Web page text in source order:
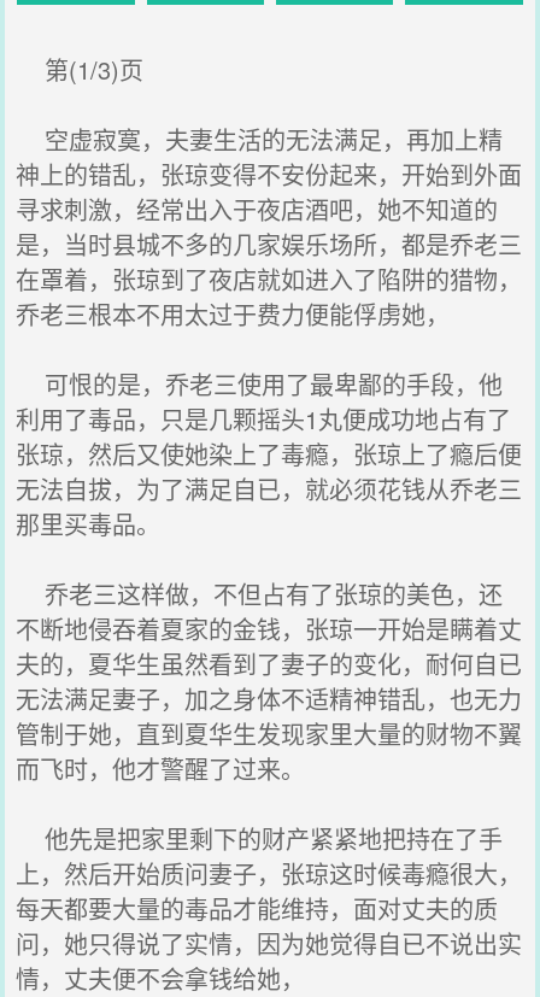
第(1/3)页
空虚寂寞，夫妻生活的无法满足，再加上精
神上的错乱，张琼变得不安份起来，开始到外面
寻求刺激，经常出入于夜店酒吧，她不知道的
是，当时县城不多的几家娱乐场所，都是乔老三
在罩着，张琼到了夜店就如进入了陷阱的猎物，
乔老三根本不用太过于费力便能俘虏她，
可恨的是，乔老三使用了最卑鄙的手段，他
利用了毒品，只是几颗摇头1丸便成功地占有了
张琼，然后又使她染上了毒瘾，张琼上了瘾后便
无法自拔，为了满足自已，就必须花钱从乔老三
那里买毒品。
乔老三这样做，不但占有了张琼的美色，还
不断地侵吞着夏家的金钱，张琼一开始是瞒着丈
夫的，夏华生虽然看到了妻子的变化，耐何自已
无法满足妻子，加之身体不适精神错乱，也无力
管制于她，直到夏华生发现家里大量的财物不翼
而飞时，他才警醒了过来。
他先是把家里剩下的财产紧紧地把持在了手
上，然后开始质问妻子，张琼这时候毒瘾很大，
每天都要大量的毒品才能维持，面对丈夫的质
问，她只得说了实情，因为她觉得自已不说出实
情，丈夫便不会拿钱给她，